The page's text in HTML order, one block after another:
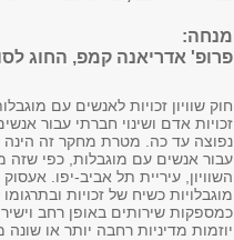
מנחה:
פרופ' אדריאנה קמפ, החוג
זכויות אדם ושינוי חברתי עבור
נפוצה עד כה. מטרת מחקר זה הינה
עבור אנשים עם מוגבלות, כפי שזה
השוויון, עיריית תל אביב-יפו.
מוגבלויות כשיח של זכויות
כמספקות שירותים באופן רחב
יוזמות מדיניות רחבה יותר או